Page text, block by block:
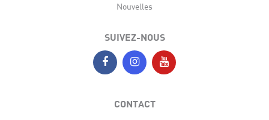
Nouvelles
SUIVEZ-NOUS
CONTACT